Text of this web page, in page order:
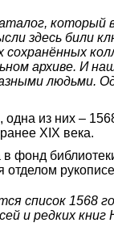
который
здесь били
архиве. И
людьми.
из них –
ХIХ века.
фонд
отделом
список 1568
и редких